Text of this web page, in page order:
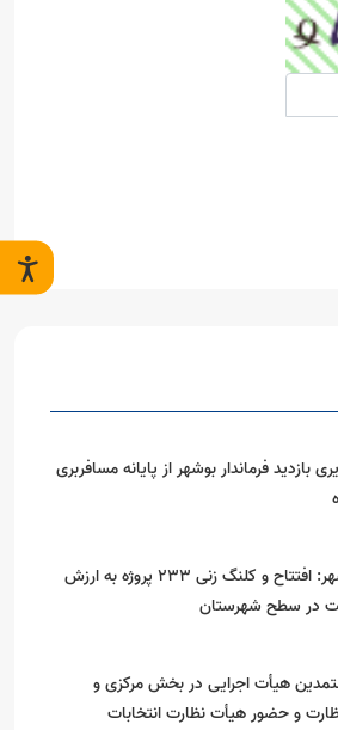
بازدید فرماندار بوشهر از پایانه مسافربری
فرماندار بوشهر: افتتاح و کلنگ زنی ۲۳۳ پروژه به ارزش
هیأت اجرایی در بخش مرکزی و
و حضور هیأت نظارت انتخابات